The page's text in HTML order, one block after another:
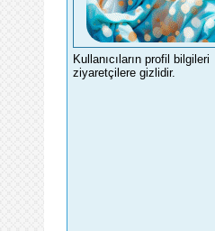
Kullanıcıların profil bilgileri
ziyaretçilere gizlidir.